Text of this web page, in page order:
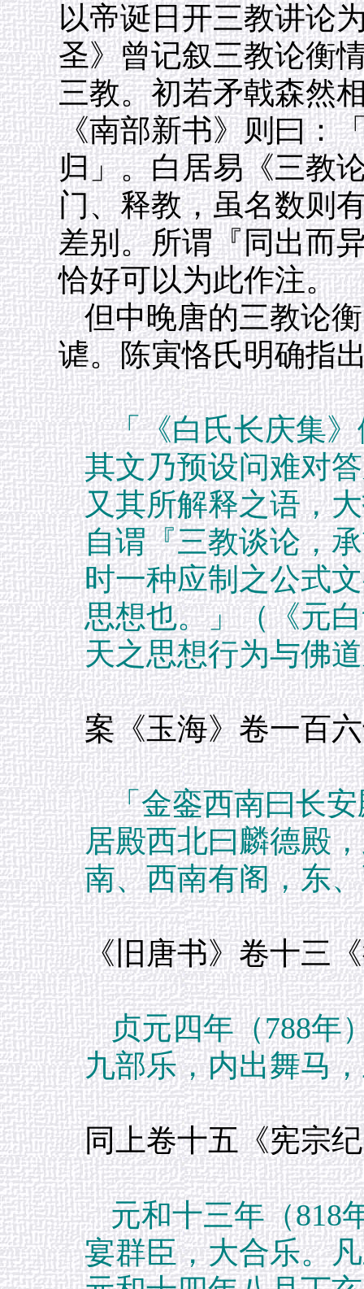
以帝诞日开三教讲论
圣》曾记叙三教论衡
三教。初若矛戟森然
《南部新书》则曰：
归」。白居易《三教
门、释教，虽名数则
差别。所谓『同出而
恰好可以为此作注。
但中晚唐的三教论
谑。陈寅恪氏明确指
「《白氏长庆集
其文乃预设问难对
又其所解释之语，
自谓『三教谈论，
时一种应制之公式
思想也。」（《元
天之思想行为与佛
案《玉海》卷一百
「金銮西南曰长
居殿西北曰麟德殿
南、西南有阁，东
《旧唐书》卷十三
贞元四年（788
九部乐，内出舞马
同上卷十五《宪宗
元和十三年（818
宴群臣，大合乐。